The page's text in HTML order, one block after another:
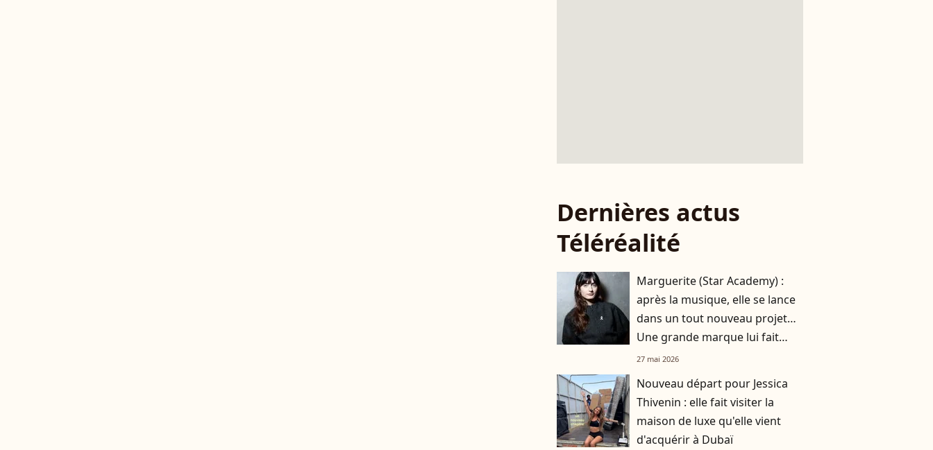
Dernières actus
Téléréalité
Marguerite (Star Academy) :
après la musique, elle se lance
dans un tout nouveau projet…
Une grande marque lui fait
confiance
27 mai 2026
Nouveau départ pour Jessica
Thivenin : elle fait visiter la
maison de luxe qu'elle vient
d'acquérir à Dubaï